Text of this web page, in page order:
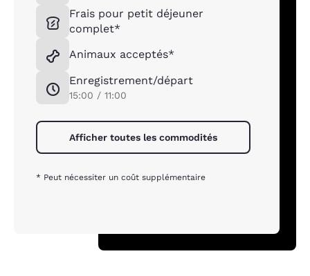
Frais pour petit déjeuner
complet*
Animaux acceptés*
Enregistrement/départ
15:00 / 11:00
Afficher toutes les commodités
* Peut nécessiter un coût supplémentaire